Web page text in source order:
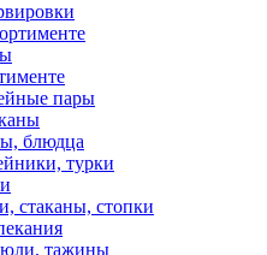
пары
блюдца
турки
стаканы, стопки
тажины